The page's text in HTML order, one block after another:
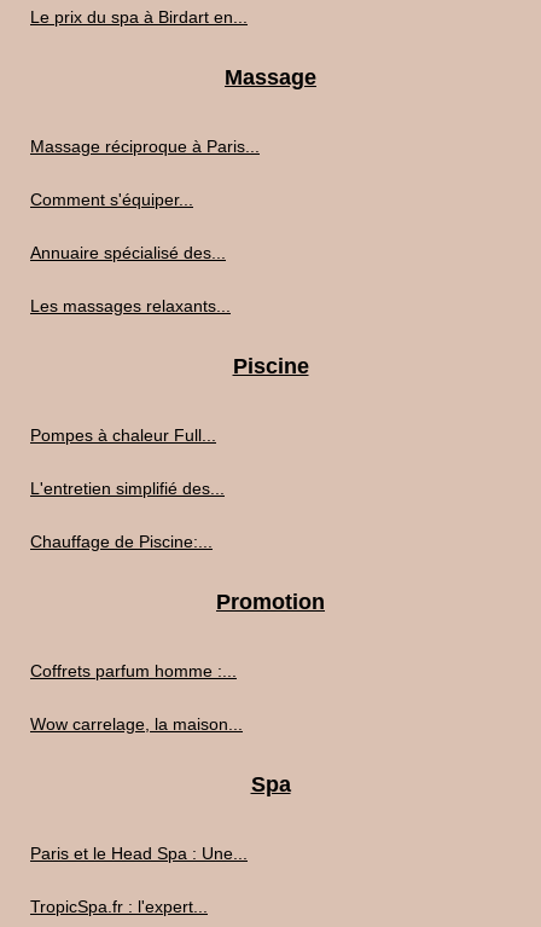
Le prix du spa à Birdart en...
Massage
Massage réciproque à Paris...
Comment s'équiper...
Annuaire spécialisé des...
Les massages relaxants...
Piscine
Pompes à chaleur Full...
L'entretien simplifié des...
Chauffage de Piscine:...
Promotion
Coffrets parfum homme :...
Wow carrelage, la maison...
Spa
Paris et le Head Spa : Une...
TropicSpa.fr : l'expert...